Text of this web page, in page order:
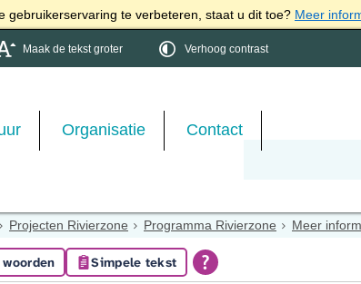
gebruikerservaring te verbeteren, staat u dit toe? Meer
Maak de tekst groter Verhoog contrast
Organisatie Contact
Projecten Rivierzone Programma Rivierzone Meer
Simpele tekst